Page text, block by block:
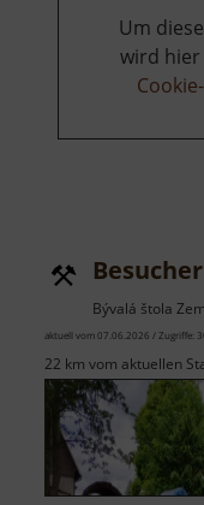
Um
wird hier
Bývalá štola
aktuell vom 07.06.2026 / Zugriffe:
22 km vom aktuellen